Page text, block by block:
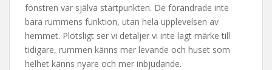
fönstren var själva startpunkten. De förändrade inte
bara rummens funktion, utan hela upplevelsen av
hemmet. Plötsligt ser vi detaljer vi inte lagt märke till
tidigare, rummen känns mer levande och huset som
helhet känns nyare och mer inbjudande.